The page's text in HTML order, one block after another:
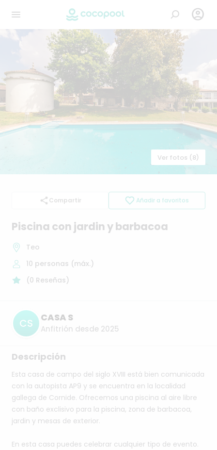

Ver fotos (8)
Compartir Añadir a favoritos
Piscina con jardinybarbacoa
Teo
10 personas (máx.)
(0 Reseñas)
CS CASA S
Anfitrión desde 2025
Descripción
Esta casa de campo del siglo XVIII está bien comunicada
con la autopista AP9 y se encuentra en la localidad
gallega de Cornide. Ofrecemos una piscina al aire libre
con baño exclisivo para la piscina, zona de barbacoa,
jardin y mesas de exterior.
En esta casa puedes celebrar cualquier tipo de evento.